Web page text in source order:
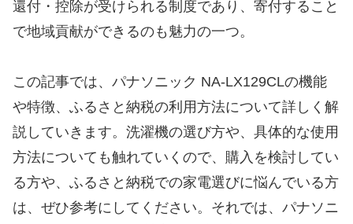
還付・控除が受けられる制度であり、寄付すること
で地域貢献ができるのも魅力の一つ。
この記事では、パナソニック NA-LX129CLの機能
や特徴、ふるさと納税の利用方法について詳しく解
説していきます。洗濯機の選び方や、具体的な使用
方法についても触れていくので、購入を検討してい
る方や、ふるさと納税での家電選びに悩んでいる方
は、ぜひ参考にしてください。それでは、パナソニ